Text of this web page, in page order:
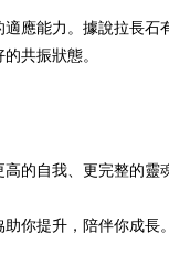
應能力。據說拉長
共振狀態。
的自我、更完整的
你提升，陪伴你成長。